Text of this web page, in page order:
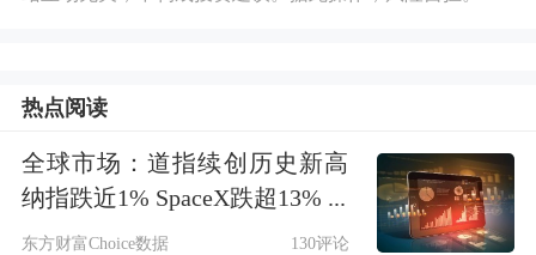
快速显现，叠加中非贸易零关税政策落
警惕盘面冲高后的回调风险。朱美侠也
认为，天气改善后市场交易逻辑将转向
热点阅读
全球市场：道指续创历史新高
纳指跌近1% SpaceX跌超13% ...
东方财富Choice数据 130评论